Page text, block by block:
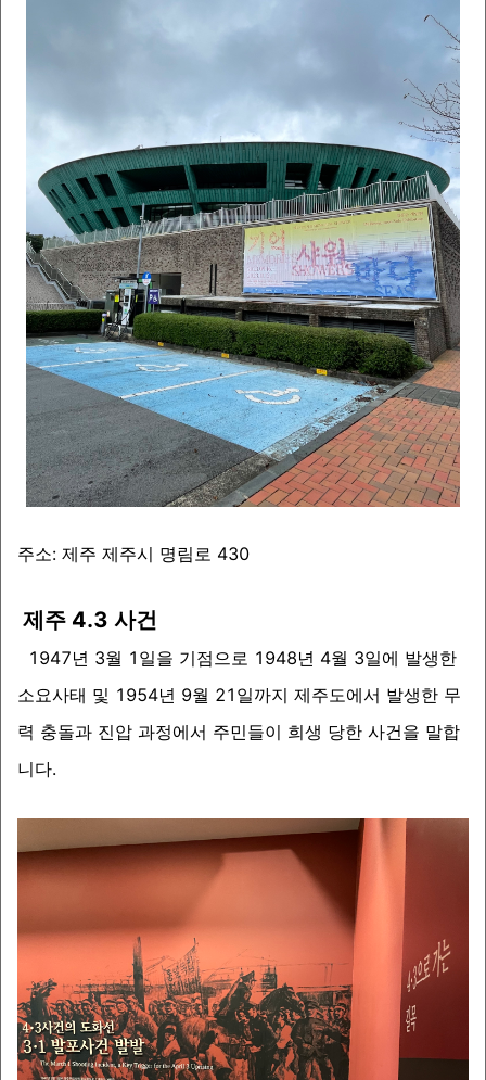
주소: 제주 제주시 명림로 430
제주 4.3 사건
1947년 3월 1일을 기점으로 1948년 4월 3일에 발생한
소요사태 및 1954년 9월 21일까지 제주도에서 발생한 무
력 충돌과 진압 과정에서 주민들이 희생 당한 사건을 말합
니다.